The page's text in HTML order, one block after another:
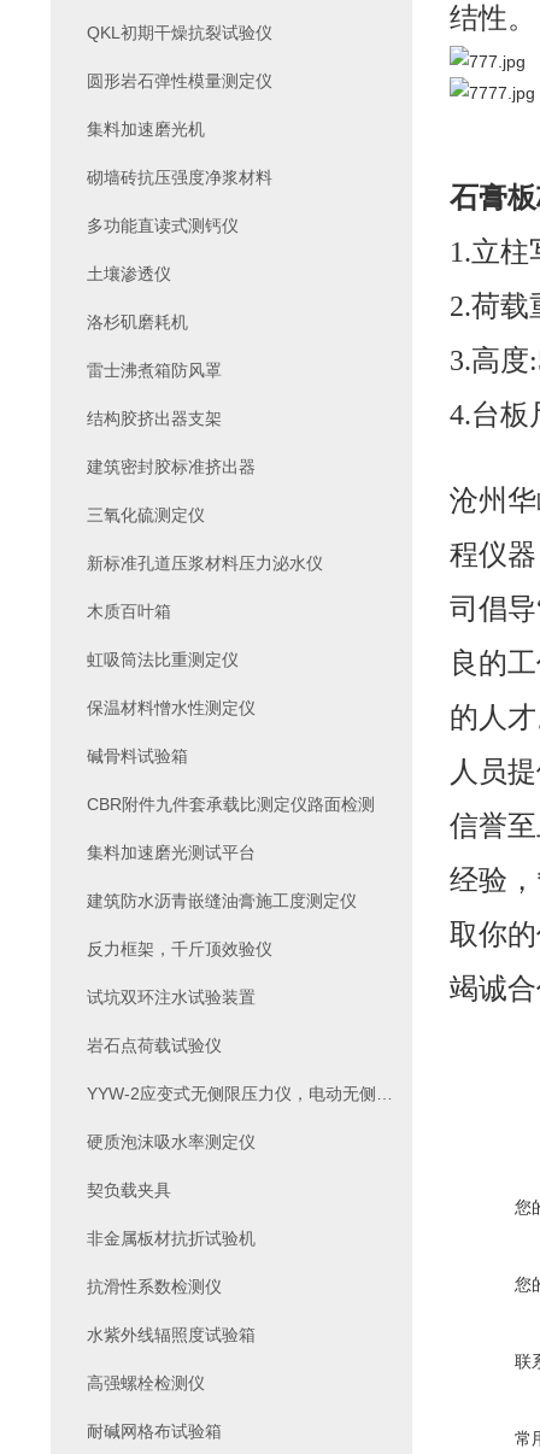
结性。
石膏
1.立柱
2.荷载
3.高度
4.台板
沧州
程仪
司倡
良的
的人
人员
信誉
经验
取你
竭诚
您
您
联
常
QKL初期干燥抗裂试验仪
圆形岩石弹性模量测定仪
集料加速磨光机
砌墙砖抗压强度净浆材料
多功能直读式测钙仪
土壤渗透仪
洛杉矶磨耗机
雷士沸煮箱防风罩
结构胶挤出器支架
建筑密封胶标准挤出器
三氧化硫测定仪
新标准孔道压浆材料压力泌水仪
木质百叶箱
虹吸筒法比重测定仪
保温材料憎水性测定仪
碱骨料试验箱
CBR附件九件套承载比测定仪路面检测
集料加速磨光测试平台
建筑防水沥青嵌缝油膏施工度测定仪
反力框架，千斤顶效验仪
试坑双环注水试验装置
岩石点荷载试验仪
硬质泡沫吸水率测定仪
契负载夹具
非金属板材抗折试验机
抗滑性系数检测仪
水紫外线辐照度试验箱
高强螺栓检测仪
耐碱网格布试验箱